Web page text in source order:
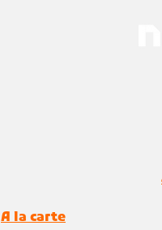
A la carte